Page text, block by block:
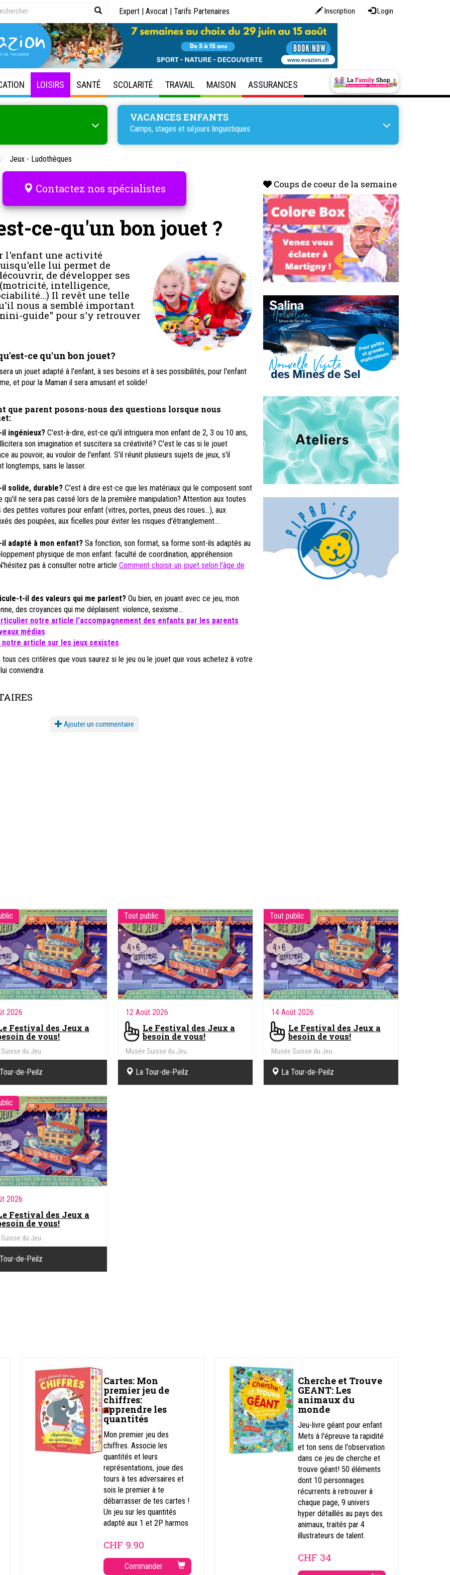
Inscription Login
Expert | Avocat | Tarifs Partenaires
LOISIRS SANTÉ SCOLARITÉ TRAVAIL MAISON ASSURANCES
VACANCES ENFANTS
Camps, stages et séjours linguistiques
Jeux - Ludothèques
Contactez nos spécialistes
ce-qu'un bon jouet ?
l'enfant une activité
lui permet de
de développer ses
intelligence,
Il revêt une telle
nous a semblé important
guide" pour s'y retrouver
ce qu'un bon jouet?
un jouet adapté à l'enfant, à ses besoins et à ses possibilités, pour l'enfant
et pour la Maman il sera amusant et solide!
que parent posons-nous des questions lorsque nous
ingénieux?C'est-à-dire, est-ce qu'il intriguera mon enfant de 2, 3 ou 10 ans,
son imagination et suscitera sa créativité? C'est le cas si le jouet
au pouvoir, au vouloir de l'enfant. S'il réunit plusieurs sujets de jeux, s'il
longtemps, sans le lasser.
solide, durable?C'est à dire est-ce que les matériaux qui le composent sont
qu'il ne sera pas cassé lors de la première manipulation? Attention aux toutes
petites voitures pour enfant (vitres, portes, pneus des roues...), aux
des poupées, aux ficelles pour éviter les risques d'étranglement....
adapté à mon enfant?Sa fonction, son format, sa forme sont-ils adaptés au
physique de mon enfant: faculté de coordination, appréhension
pas à consulter notre article Comment choisir un jouet selon l'âge de
t-il des valeurs qui me parlent?Ou bien, en jouant avec ce jeu, mon
des croyances qui me déplaisent: violence, sexisme...
notre article l'accompagnement des enfants par les parents
médias
notre article sur les jeux sexistes
tous ces critères que vous saurez si le jeu ou le jouet que vous achetez à votre
conviendra.
Ajouter un commentaire
Coups de coeur de la semaine
2026
Festival des Jeux a
de vous!
du Jeu
de-Peilz
Tout public
12 Août 2026
Le Festival des Jeux a
besoin de vous!
Musée Suisse du Jeu
La Tour-de-Peilz
Tout public
14 Août 2026
Le Festival des Jeux a
besoin de vous!
Musée Suisse du Jeu
La Tour-de-Peilz
2026
Festival des Jeux a
de vous!
du Jeu
de-Peilz
Cartes: Mon
premier jeu de
chiffres:
apprendre les
quantités
Mon premier jeu des
chiffres. Associe les
quantités et leurs
représentations, joue des
tours à tes adversaires et
sois le premier à te
débarrasser de tes cartes !
Un jeu sur les quantités
adapté aux 1 et 2P harmos
CHF 9.90
Commander
Cherche et Trouve
GEANT: Les
animaux du
monde
Jeu-livre géant pour enfant
Mets à l'épreuve ta rapidité
et ton sens de l'observation
dans ce jeu de cherche et
trouve géant! 50 éléments
dont 10 personnages
récurrents à retrouver à
chaque page, 9 univers
hyper détaillés au pays des
animaux, traités par 4
illustrateurs de talent.
CHF 34